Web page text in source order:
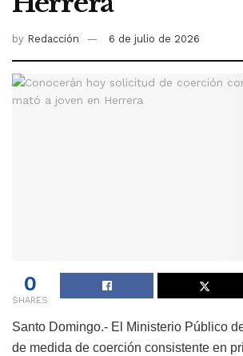
by Redacción 6 de julio de 2026
0
SHARES
Santo Domingo.- El Ministerio Público
de medida de coerción consistente en